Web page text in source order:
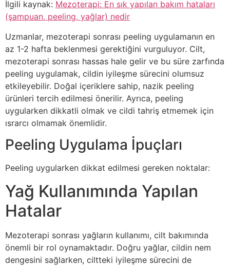
İlgili kaynak: Mezoterapi: En sık yapılan bakım hataları
(şampuan, peeling, yağlar) nedir
Uzmanlar, mezoterapi sonrası peeling uygulamanın en
az 1-2 hafta beklenmesi gerektiğini vurguluyor. Cilt,
mezoterapi sonrası hassas hale gelir ve bu süre zarfında
peeling uygulamak, cildin iyileşme sürecini olumsuz
etkileyebilir. Doğal içeriklere sahip, nazik peeling
ürünleri tercih edilmesi önerilir. Ayrıca, peeling
uygularken dikkatli olmak ve cildi tahriş etmemek için
ısrarcı olmamak önemlidir.
Peeling Uygulama İpuçları
Peeling uygularken dikkat edilmesi gereken noktalar:
Yağ Kullanımında Yapılan
Hatalar
Mezoterapi sonrası yağların kullanımı, cilt bakımında
önemli bir rol oynamaktadır. Doğru yağlar, cildin nem
dengesini sağlarken, ciltteki iyileşme sürecini de